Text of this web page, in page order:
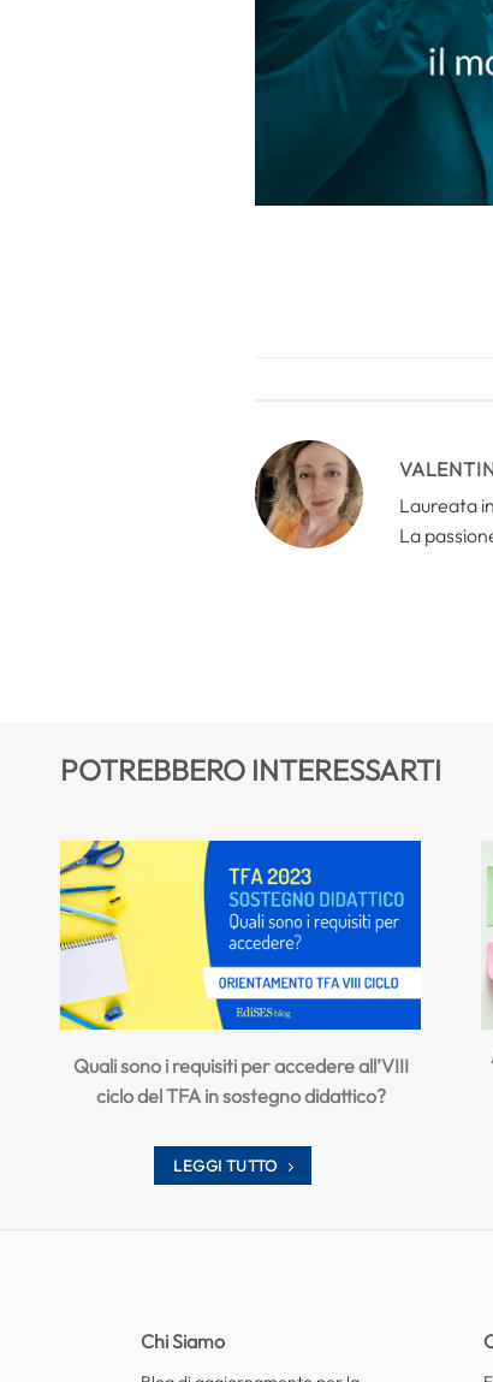
Laureata
La
POTREBBERO INTERESSARTI
Quali sono i requisiti per accedere all’VIII
ciclo del TFA in sostegno didattico?
LEGGI TUTTO
Chi Siamo